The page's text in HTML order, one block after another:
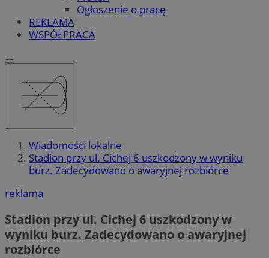
Ogłoszenie o pracę
REKLAMA
WSPÓŁPRACA
Wiadomości lokalne
Stadion przy ul. Cichej 6 uszkodzony w wyniku
burz. Zadecydowano o awaryjnej rozbiórce
reklama
Stadion przy ul. Cichej 6 uszkodzony w
wyniku burz. Zadecydowano o awaryjnej
rozbiórce